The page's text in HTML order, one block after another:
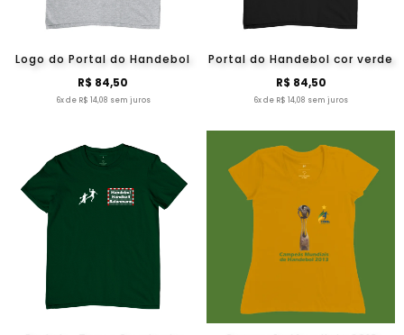
Logo do Portal do Handebol
R$ 84,50
6x de R$ 14,08 sem juros
Portal do Handebol cor verde
R$ 84,50
6x de R$ 14,08 sem juros